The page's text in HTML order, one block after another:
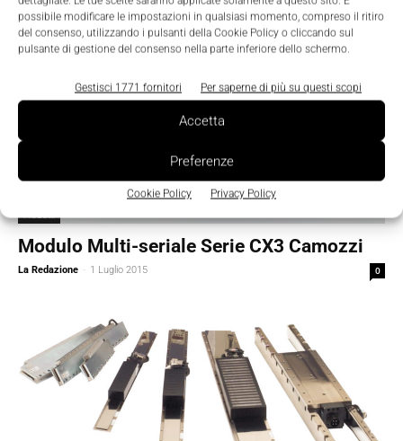
possibile modificare le impostazioni in qualsiasi momento, compreso il ritiro
del consenso, utilizzando i pulsanti della Cookie Policy o cliccando sul
pulsante di gestione del consenso nella parte inferiore dello schermo.
Gestisci 1771 fornitori Per saperne di più su questi scopi
Accetta
Preferenze
Cookie Policy Privacy Policy
Modulo Multi-seriale Serie CX3 Camozzi
La Redazione - 1 Luglio 2015 0